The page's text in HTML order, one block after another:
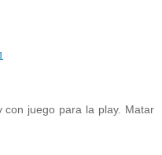
con juego para la play. Matar